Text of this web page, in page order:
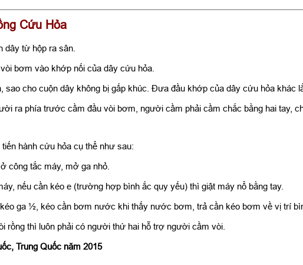
Cứu Hỏa
dây từ hộp ra sân.
bơm vào khớp nối của dây cứu hỏa.
sao cho cuộn dây không bị gấp khúc. Đưa đầu khớp của dây cứu hỏa khác
ra phía trước cầm đầu vòi bơm, người cầm phải cầm chắc bằng hai tay,
hành cứu hỏa cụ thể như sau:
tắc máy, mở ga nhỏ.
cần kéo e (trường hợp bình ắc quy yếu) thì giật máy nổ bằng tay.
½, kéo cần bơm nước khi thấy nước bơm, trả cần kéo bơm về vị trí
rồng thì luôn phải có người thứ hai hỗ trợ người cầm vòi.